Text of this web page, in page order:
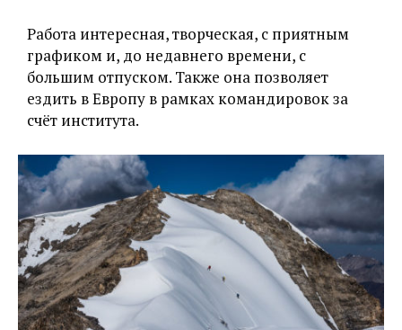
Работа интересная, творческая, с приятным
графиком и, до недавнего времени, с
большим отпуском. Также она позволяет
ездить в Европу в рамках командировок за
счёт института.